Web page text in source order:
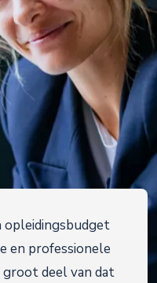
en professionele
deel van dat